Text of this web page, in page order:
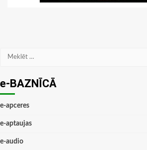
Meklēt:
e-BAZNĪCĀ
e-apceres
e-aptaujas
e-audio